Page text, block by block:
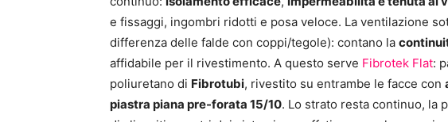
e fissaggi, ingombri ridotti e posa veloce. La ventilazione
differenza delle falde con coppi/tegole): contano la
affidabile per il rivestimento. A questo serve Fibrotek Flat:
poliuretano di Fibrotubi, rivestito su entrambe le facce con
piastra piana pre-forata 15/10. Lo strato resta continuo, la